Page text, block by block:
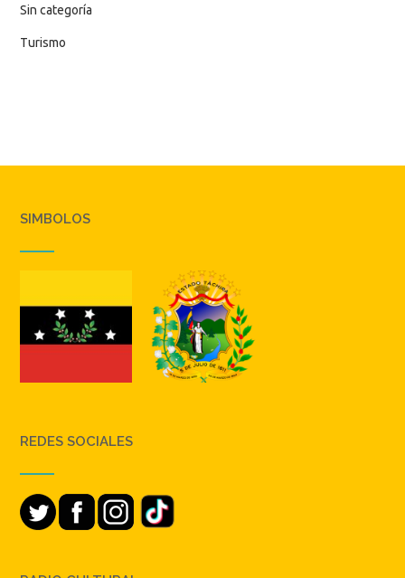
Sin categoría
Turismo
SIMBOLOS
REDES SOCIALES